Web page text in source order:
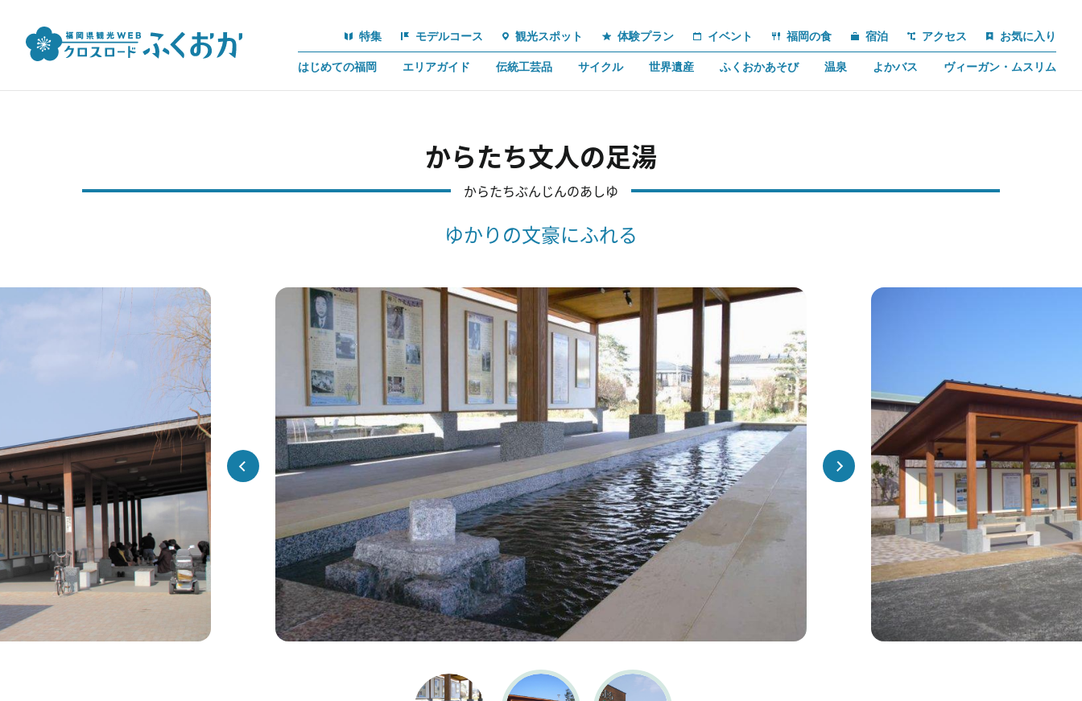
特集 モデルコース 観光スポット 体験プラン イベント 福岡の食 宿泊 アクセス お気に入り
はじめての福岡 エリアガイド 伝統工芸品 サイクル 世界遺産 ふくおかあそび 温泉 よかバス ヴィーガン・ムスリム
からたち文人の足湯
からたちぶんじんのあしゆ
ゆかりの文豪にふれる